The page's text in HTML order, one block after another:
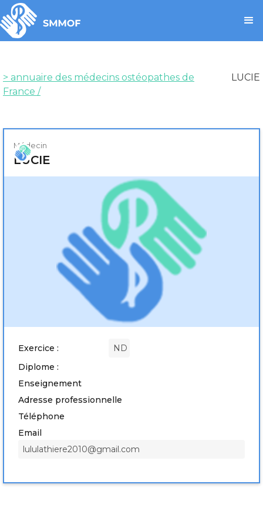
> annuaire des médecins ostéopathes de
France /
LUCIE
Médecin
LUCIE
Exercice :
ND
Diplome :
Enseignement
Adresse professionnelle
Téléphone
Email
lululathiere2010@gmail.com